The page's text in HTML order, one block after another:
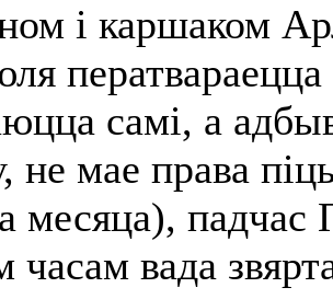
і каршаком
самі, а
не мае права
месяца), падчас
вада